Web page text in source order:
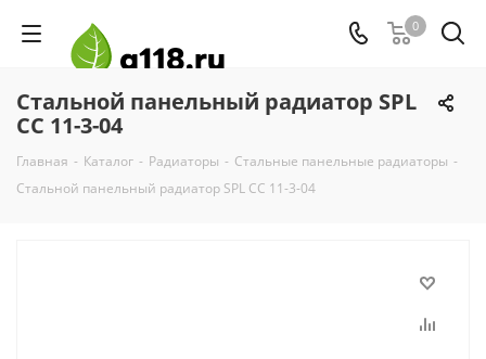
0
Стальной панельный радиатор SPL
CC 11-3-04
Главная - Каталог - Радиаторы - Стальные панельные радиаторы -
Стальной панельный радиатор SPL CC 11-3-04